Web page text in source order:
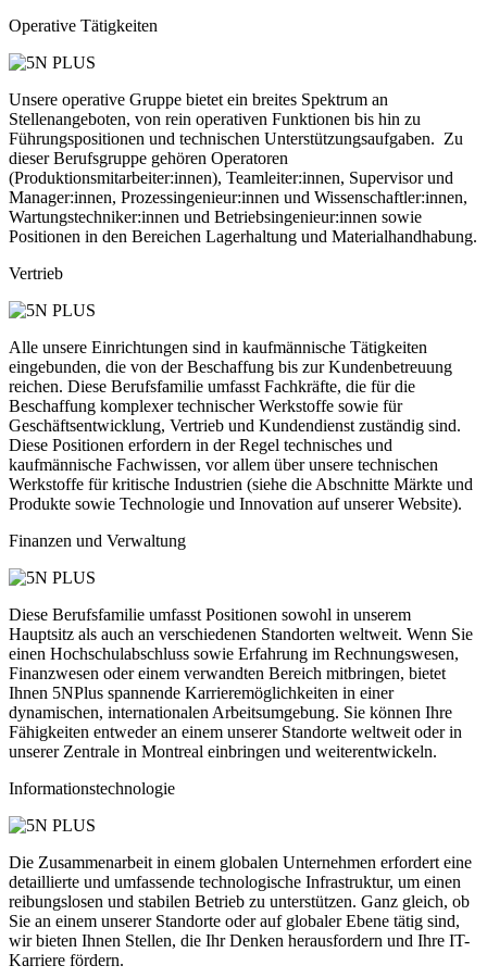
Operative Tätigkeiten
Unsere operative Gruppe bietet ein breites Spektrum an
Stellenangeboten, von rein operativen Funktionen bis hin zu
Führungspositionen und technischen Unterstützungsaufgaben. Zu
dieser Berufsgruppe gehören Operatoren
(Produktionsmitarbeiter:innen), Teamleiter:innen, Supervisor und
Manager:innen, Prozessingenieur:innen und Wissenschaftler:innen,
Wartungstechniker:innen und Betriebsingenieur:innen sowie
Positionen in den Bereichen Lagerhaltung und Materialhandhabung.
Vertrieb
Alle unsere Einrichtungen sind in kaufmännische Tätigkeiten
eingebunden, die von der Beschaffung bis zur Kundenbetreuung
reichen. Diese Berufsfamilie umfasst Fachkräfte, die für die
Beschaffung komplexer technischer Werkstoffe sowie für
Geschäftsentwicklung, Vertrieb und Kundendienst zuständig sind.
Diese Positionen erfordern in der Regel technisches und
kaufmännische Fachwissen, vor allem über unsere technischen
Werkstoffe für kritische Industrien (siehe die Abschnitte Märkte und
Produkte sowie Technologie und Innovation auf unserer Website).
Finanzen und Verwaltung
Diese Berufsfamilie umfasst Positionen sowohl in unserem
Hauptsitz als auch an verschiedenen Standorten weltweit. Wenn Sie
einen Hochschulabschluss sowie Erfahrung im Rechnungswesen,
Finanzwesen oder einem verwandten Bereich mitbringen, bietet
Ihnen 5NPlus spannende Karrieremöglichkeiten in einer
dynamischen, internationalen Arbeitsumgebung. Sie können Ihre
Fähigkeiten entweder an einem unserer Standorte weltweit oder in
unserer Zentrale in Montreal einbringen und weiterentwickeln.
Informationstechnologie
Die Zusammenarbeit in einem globalen Unternehmen erfordert eine
detaillierte und umfassende technologische Infrastruktur, um einen
reibungslosen und stabilen Betrieb zu unterstützen. Ganz gleich, ob
Sie an einem unserer Standorte oder auf globaler Ebene tätig sind,
wir bieten Ihnen Stellen, die Ihr Denken herausfordern und Ihre IT-
Karriere fördern.